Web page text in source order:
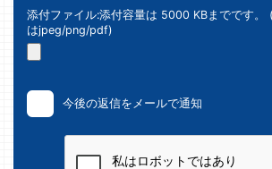
添付ファイル:添付容量は 5000 KBまでです。
はjpeg/png/pdf)
今後の返信をメールで通知